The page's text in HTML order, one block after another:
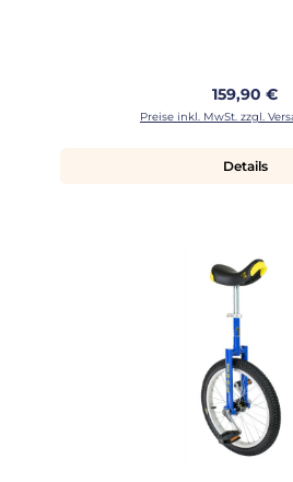
Regulärer
159,90 €
Preise inkl. MwSt. zzgl.
Details